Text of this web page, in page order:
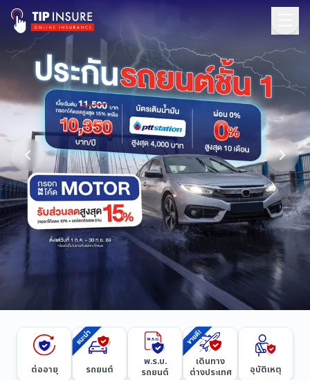
English
เข้าสู่ระบบ ลงทะเบียน
ซื้อประกัน
โปรโมชั่น
เคลม
บทความ
ต่ออายุ รถยนต์
พ.ร.บ.
รถยนต์
เดินทาง
ต่างประเทศ
อุบัติเหตุ